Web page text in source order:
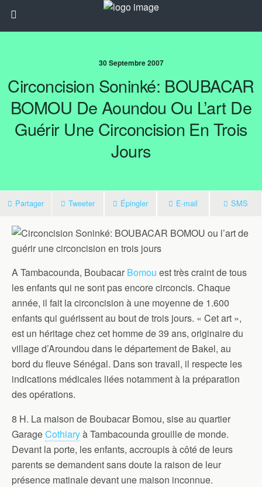
30 Septembre 2007
Circoncision Soninké: BOUBACAR
BOMOU De Aoundou Ou L’art De
Guérir Une Circoncision En Trois
Jours
Partager Tweeter Épingler E-mail SMS
A Tambacounda, Boubacar Bomou est très craint de tous
les enfants qui ne sont pas encore circoncis. Chaque
année, il fait la circoncision à une moyenne de 1.600
enfants qui guérissent au bout de trois jours. « Cet art »,
est un héritage chez cet homme de 39 ans, originaire du
village d’Aroundou dans le département de Bakel, au
bord du fleuve Sénégal. Dans son travail, il respecte les
indications médicales liées notamment à la préparation
des opérations.
8 H. La maison de Boubacar Bomou, sise au quartier
GarageCothiaryà Tambacounda grouille de monde.
Devant la porte, les enfants, accroupis à côté de leurs
parents se demandent sans doute la raison de leur
présence matinale devant une maison inconnue.